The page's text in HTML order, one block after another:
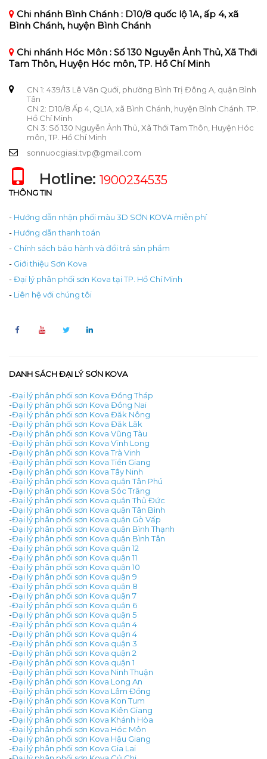
Chi nhánh Bình Chánh : D10/8 quốc lộ 1A, ấp 4, xã
Bình Chánh, huyện Bình Chánh
Chi nhánh Hóc Môn : Số 130 Nguyễn Ảnh Thủ, Xã Thới
Tam Thôn, Huyện Hóc môn, TP. Hồ Chí Minh
CN 1: 439/13 Lê Văn Quới, phường Bình Trị Đông A, quận Bình
Tân
CN 2: D10/8 Ấp 4, QL1A, xã Bình Chánh, huyện Bình Chánh. TP.
Hồ Chí Minh
CN 3: Số 130 Nguyễn Ảnh Thủ, Xã Thới Tam Thôn, Huyện Hóc
môn, TP. Hồ Chí Minh
sonnuocgiasi.tvp@gmail.com
Hotline: 1900234535
THÔNG TIN
- Hướng dẫn nhận phối màu 3D SƠN KOVA miễn phí
- Hướng dẫn thanh toán
- Chính sách bảo hành và đổi trả sản phẩm
- Giới thiệu Sơn Kova
-Đại lý phân phối sơn Kova tại TP. Hồ Chí Minh
- Liên hệ với chúng tôi
DANH SÁCH ĐẠI LÝ SƠN KOVA
-Đại lý phân phối sơn Kova Đồng Tháp
-Đại lý phân phối sơn Kova Đồng Nai
-Đại lý phân phối sơn Kova Đăk Nông
-Đại lý phân phối sơn Kova Đăk Lăk
-Đại lý phân phối sơn Kova Vũng Tàu
-Đại lý phân phối sơn Kova Vĩnh Long
-Đại lý phân phối sơn Kova Trà Vinh
-Đại lý phân phối sơn Kova Tiền Giang
-Đại lý phân phối sơn Kova Tây Ninh
-Đại lý phân phối sơn Kova quận Tân Phú
-Đại lý phân phối sơn Kova Sóc Trăng
-Đại lý phân phối sơn Kova quận Thủ Đức
-Đại lý phân phối sơn Kova quận Tân Bình
-Đại lý phân phối sơn Kova quận Gò Vấp
-Đại lý phân phối sơn Kova quận Bình Thạnh
-Đại lý phân phối sơn Kova quận Bình Tân
-Đại lý phân phối sơn Kova quận 12
-Đại lý phân phối sơn Kova quận 11
-Đại lý phân phối sơn Kova quận 10
-Đại lý phân phối sơn Kova quận 9
-Đại lý phân phối sơn Kova quận 8
-Đại lý phân phối sơn Kova quận 7
-Đại lý phân phối sơn Kova quận 6
-Đại lý phân phối sơn Kova quận 5
-Đại lý phân phối sơn Kova quận 4
-Đại lý phân phối sơn Kova quận 4
-Đại lý phân phối sơn Kova quận 3
-Đại lý phân phối sơn Kova quận 2
-Đại lý phân phối sơn Kova quận 1
-Đại lý phân phối sơn Kova Ninh Thuận
-Đại lý phân phối sơn Kova Long An
-Đại lý phân phối sơn Kova Lâm Đồng
-Đại lý phân phối sơn Kova Kon Tum
-Đại lý phân phối sơn Kova Kiên Giang
-Đại lý phân phối sơn Kova Khánh Hòa
-Đại lý phân phối sơn Kova Hóc Môn
-Đại lý phân phối sơn Kova Hậu Giang
-Đại lý phân phối sơn Kova Gia Lai